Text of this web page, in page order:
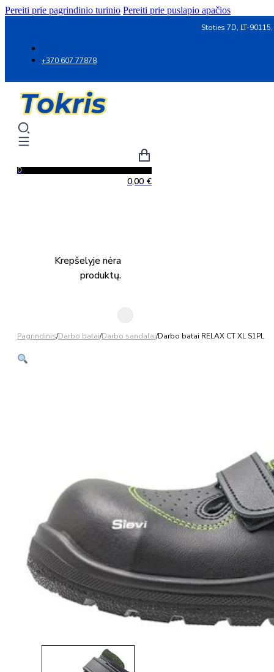
Pereiti prie pagrindinio turinio Pereiti prie puslapio apačios
Stoties 7D, LT-
+370 607 77878
0
0,00 €
Krepšelyje nėra
produktų.
Pagrindinis/Darbo batai/Darbo sandalai/Darbo batai RELAX CT XL S1PL